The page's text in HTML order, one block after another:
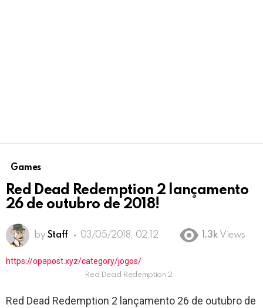
Games
Red Dead Redemption 2 lançamento
26 de outubro de 2018!
by Staff 03/05/2018, 02:12 1.3k Views
https://opapost.xyz/category/jogos/
Red Dead Redemption 2
Red Dead Redemption 2 lançamento 26 de outubro de